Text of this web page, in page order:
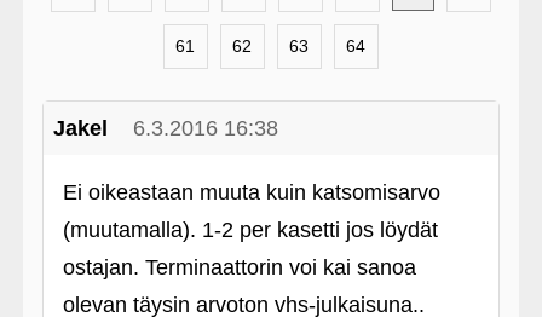
61 62 63 64
Jakel 6.3.2016 16:38
Ei oikeastaan muuta kuin katsomisarvo
(muutamalla). 1-2 per kasetti jos löydät
ostajan. Terminaattorin voi kai sanoa
olevan täysin arvoton vhs-julkaisuna..